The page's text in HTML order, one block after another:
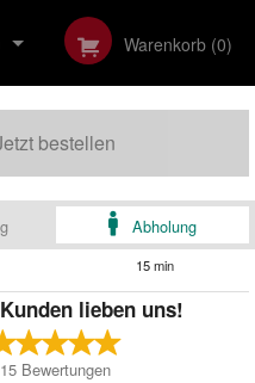
Warenkorb (0)
bestellen
Abholung
15 min
lieben uns!
15 Bewertungen